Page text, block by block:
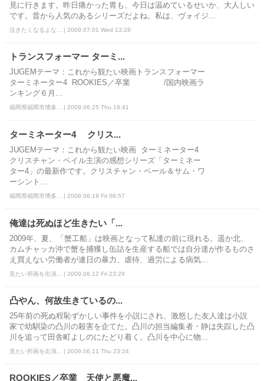
見に行きます。昨日痛かった胃も、今日は温めているせいか、大人しい
です。昔から人気のあるシリーズだよね。私は、ヴォイジ...
泣きたくなるよな... | 2009.07.01 Wed 13:28
トランスフォーマー ターミ...
JUGEMテーマ：これから観たい映画トランスフォーマー
ターミネーター4 ROOKIES／卒業 /国内映画ラ
ンキング６月...
福岡県福岡市博多... | 2009.06.25 Thu 19:41
ターミネーター4 クリス...
JUGEMテーマ：これから観たい映画 ターミネーター4
クリスチャン・ベイル主演の感想シリーズ「ターミネー
ター4」の最新作です。クリスチャン・ベール＆サム・ワ
ーシント...
福岡県福岡市博多... | 2009.06.19 Fri 08:57
俺達は死ぬほど生きたい「...
2009年、夏、「蟹工船」は映画となって私達の前に現れる。遥か北、
カムチャッカ沖で蟹を捕獲し缶詰を生産する船では自分達が作るものさ
え買えない労働者が連日の暴力、虐待、過労による病気...
見たい邦画を出演... | 2009.06.12 Fri 23:29
凸やん、何故生きているの...
25年前の死ぬ程恥ずかしい事件を小説にされ、激怒した友人達は小説
家で幼馴染の凸川の殺害を企てた。凸川の担当編集者・静は失踪した凸
川を追って田舎町よしのにたどり着く。凸川を中心に物...
見たい邦画を出演... | 2009.06.11 Thu 23:24
ROOKIES／卒業 天使と悪魔...